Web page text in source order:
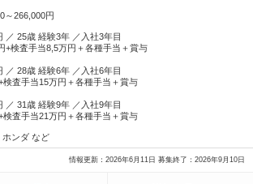
～266,000円
／ 25歳 経験3年 ／入社3年目
+検査手当8,5万円＋各種手当＋賞与
／ 28歳 経験6年 ／入社6年目
検査手当15万円＋各種手当＋賞与
／ 31歳 経験9年 ／入社9年目
検査手当21万円＋各種手当＋賞与
ホンダ など
情報更新：2026年6月11日 募集終了：2026年9月10日